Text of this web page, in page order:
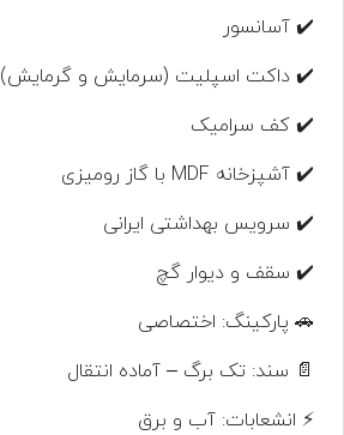
✔️ آسانسور
✔️ داکت اسپلیت (سرمایش و گرمایش)
✔️ کف سرامیک
✔️ آشپزخانه MDF با گاز رومیزی
✔️ سرویس بهداشتی ایرانی
✔️ سقف و دیوار گچ
🚗 پارکینگ: اختصاصی
📄 سند: تک برگ – آماده انتقال
⚡ انشعابات: آب و برق